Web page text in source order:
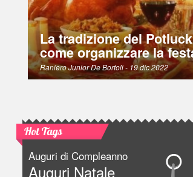
La tradizione del
come organizzare la
Raniero Junior De Bortoli- 19 dic 2022
Hot Tags
Auguri di Compleanno
Auguri Natale